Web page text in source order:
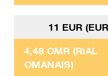
11 EUR
4,48 OMR (RIAL
OMANAIS)